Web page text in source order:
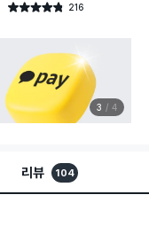
별점 4.8점 216
건 작성
3 4
리뷰 104